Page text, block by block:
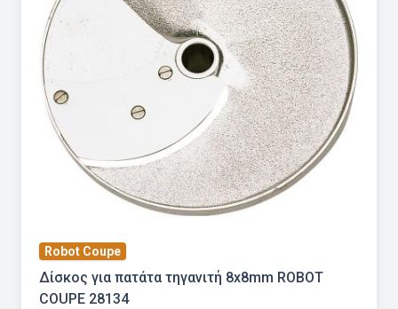
Robot Coupe
Δίσκος για πατάτα τηγανιτή 8x8mm ROBOT
COUPE 28134